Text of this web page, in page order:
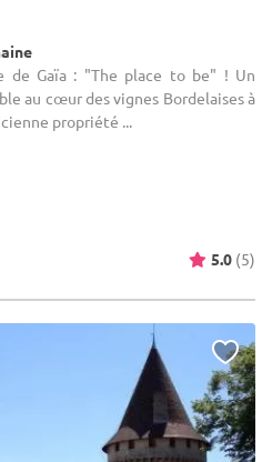
de Gaïa : "The place to be" ! Un
au cœur des vignes Bordelaises à
propriété ...
5.0 (5)